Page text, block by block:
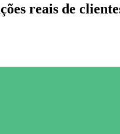
reais de